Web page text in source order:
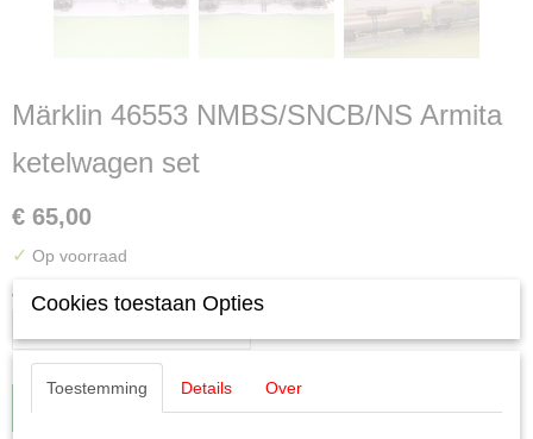
Märklin 46553 NMBS/SNCB/NS Armita
ketelwagen set
€ 65,00
✓ Op voorraad
Aantal
IN WINKELWAGEN
Cookies toestaan Opties
Toestemming Details Over